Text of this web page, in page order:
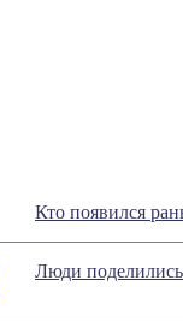
Кто появился
Люди